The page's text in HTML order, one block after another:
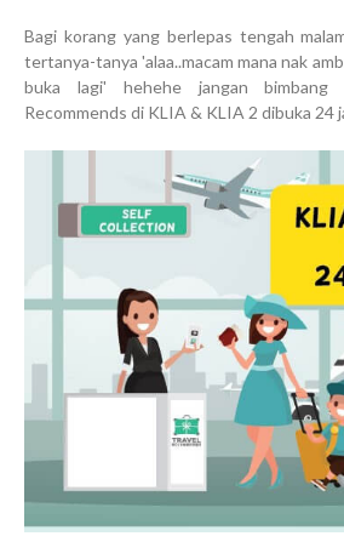
Bagi korang yang berlepas tengah
tertanya-tanya 'alaa..macam mana nak
buka lagi' hehehe jangan bimbang
Recommends di KLIA & KLIA 2 dibuka 24